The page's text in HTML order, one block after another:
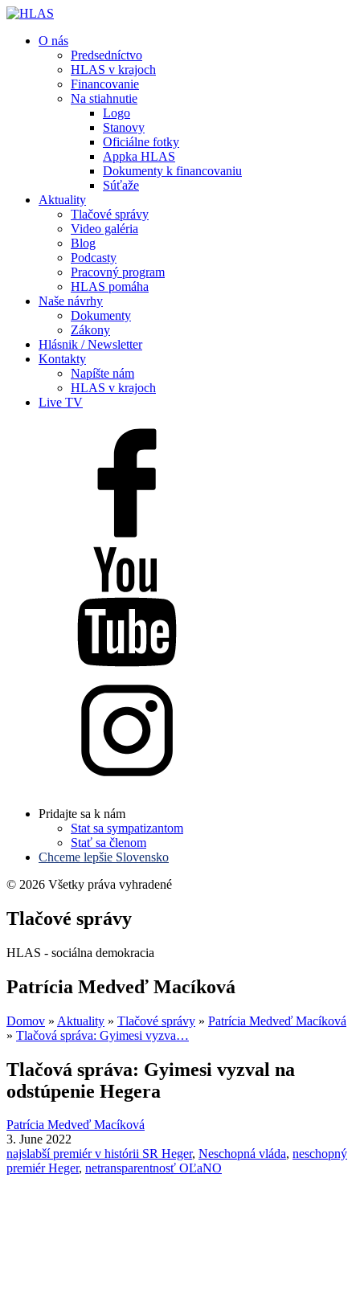
O nás
Predsedníctvo
HLAS v krajoch
Financovanie
Na stiahnutie
Logo
Stanovy
Oficiálne fotky
Appka HLAS
Dokumenty k financovaniu
Súťaže
Aktuality
Tlačové správy
Video galéria
Blog
Podcasty
Pracovný program
HLAS pomáha
Naše návrhy
Dokumenty
Zákony
Hlásnik / Newsletter
Kontakty
Napíšte nám
HLAS v krajoch
Live TV
Pridajte sa k nám
Stat sa sympatizantom
Stať sa členom
Chceme lepšie Slovensko
© 2026 Všetky práva vyhradené
Tlačové správy
HLAS - sociálna demokracia
Patrícia Medveď Macíková
Domov » Aktuality » Tlačové správy » Patrícia Medveď Macíková
» Tlačová správa: Gyimesi vyzva…
Tlačová správa: Gyimesi vyzval na
odstúpenie Hegera
Patrícia Medveď Macíková
3. June 2022
najslabší premiér v histórii SR Heger, Neschopná vláda, neschopný
premiér Heger, netransparentnosť OĽaNO